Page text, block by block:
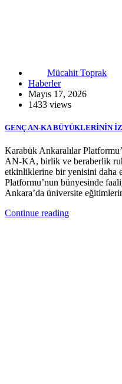
Mücahit Toprak
Haberler
Mayıs 17, 2026
1433 views
GENÇ AN-KA BÜYÜKLERİNİN
Karabük Ankaralılar
AN-KA, birlik ve beraberlik
etkinliklerine bir yenisini daha
Platformu’nun bünyesinde
Ankara’da üniversite
Continue reading